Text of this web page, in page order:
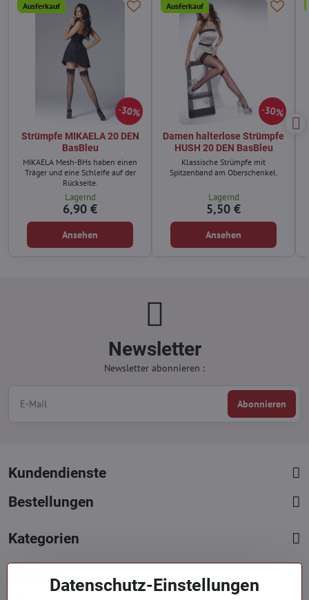
30%
Ausferkauf
Strümpfe MIKAELA 20 DEN
BasBleu
MIKAELA Mesh-BHs haben einen
Träger und eine Schleife auf der
Rückseite.
Lagernd
6,90 €
Ansehen
30%
Ausferkauf
Damen halterlose Strümpfe
HUSH 20 DEN BasBleu
Klassische Strümpfe mit
Spitzenband am Oberschenkel.
Lagernd
5,50 €
Ansehen
Newsletter
Newsletter abonnieren :
Abonnieren
Kundendienste
Bestellungen
Kategorien
KontakteDatenschutz-Einstellungen